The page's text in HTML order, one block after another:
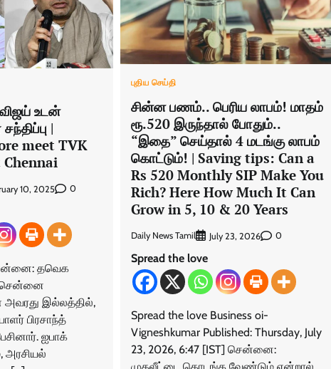
உடன்
|
meet TVK
10, 2025 0
தவெக
சென்னை
அவரது இல்லத்தில்,
பிரசாந்த்
ஐபாக்
அரசியல்
புதிய செய்தி
சின்ன பணம்.. பெரிய லாபம்! மாதம்
ரூ.520 இருந்தால் போதும்..
“இதை” செய்தால் 4 மடங்கு லாபம்
கொட்டும்! | Saving tips: Can a
Rs 520 Monthly SIP Make You
Rich? Here How Much It Can
Grow in 5, 10 & 20 Years
Daily News Tamil July 23, 2026 0
Spread the love
Spread the love Business oi-
Vigneshkumar Published: Thursday, July
23, 2026, 6:47 [IST] சென்னை:
முதலீட்டை தொடங்க வேண்டும் என்றால்